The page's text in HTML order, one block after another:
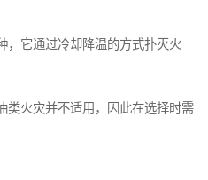
，它通过冷却降温的方式扑灭火
类火灾并不适用，因此在选择时需